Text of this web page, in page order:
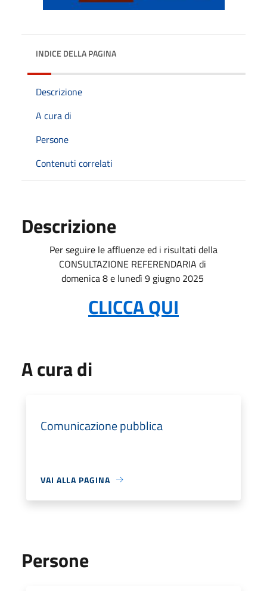
INDICE DELLA PAGINA
Descrizione
A cura di
Persone
Contenuti correlati
Descrizione
Per seguire le affluenze ed i risultati della
CONSULTAZIONE REFERENDARIA di
domenica 8 e lunedì 9 giugno 2025
CLICCA QUI
A cura di
Comunicazione pubblica
VAI ALLA PAGINA
Persone